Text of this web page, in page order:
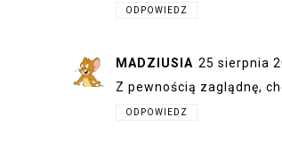
ODPOWIEDZ
MADZIUSIA 25 sierpnia
Z pewnością zaglądnę,
ODPOWIEDZ